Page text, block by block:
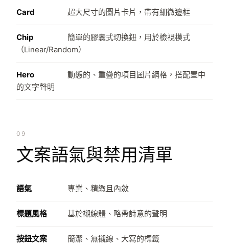
Card 超大尺寸的圖片卡片，帶有細微邊框
Chip
簡單的膠囊式切換鈕，用於檢視模式
（Linear/Random）
Hero
動態的、重疊的項目圖片網格，搭配置中
的文字聲明
09
文案語氣與禁用清單
語氣 專業、精緻且內斂
標題風格 基於襯線體、略帶詩意的聲明
按鈕文案 簡潔、無襯線、大寫的標籤